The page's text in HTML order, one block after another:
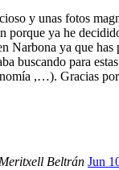
y unas fotos
porque ya he
Narbona ya que
buscando para
,…). Gracias
Meritxell Beltrán Jun